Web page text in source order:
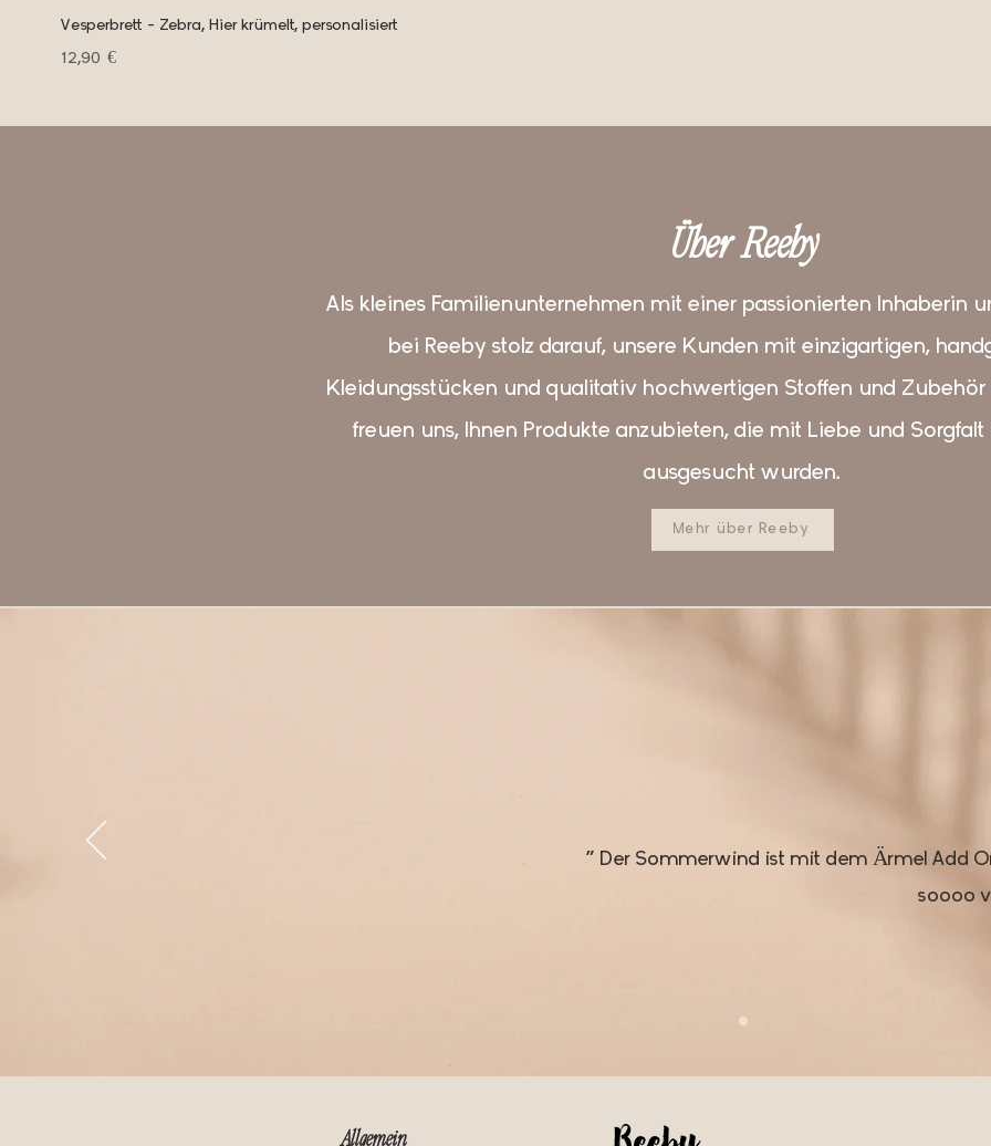
Vesperbrett - Zebra, Hier krümelt, personalisiert
Preis
12,90 €
Über Reeby
Als kleines Familienunternehmen mit einer passionierten Inhaberin
bei Reeby stolz darauf, unsere Kunden mit einzigartigen,
Kleidungsstücken und qualitativ hochwertigen Stoffen und Zubehör
freuen uns, Ihnen Produkte anzubieten, die mit Liebe und Sorgfalt
ausgesucht wurden.
Mehr über Reeby
" Der Sommerwind ist mit dem Ärmel Add
soooo
Allgemein